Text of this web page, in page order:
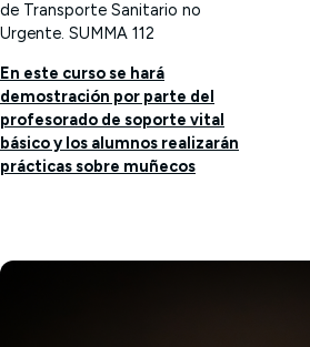
de Transporte Sanitario no
Urgente. SUMMA 112
En este curso se hará
demostración por parte del
profesorado de soporte vital
básico y los alumnos realizarán
prácticas sobre muñecos